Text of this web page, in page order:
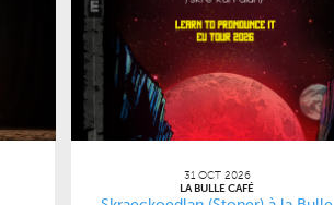
31 OCT 2026
LA BULLE CAFÉ